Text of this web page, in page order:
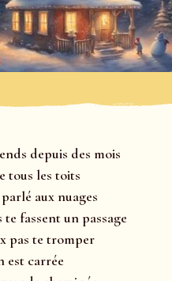
depuis des mois
tous les toits
parlé aux nuages
te fassent un passage
pas te tromper
est carrée